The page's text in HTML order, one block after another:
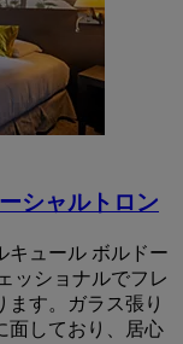
シャルトロン
キュール ボルドー
ッショナルでフレ
ます。ガラス張り
面しており、居心